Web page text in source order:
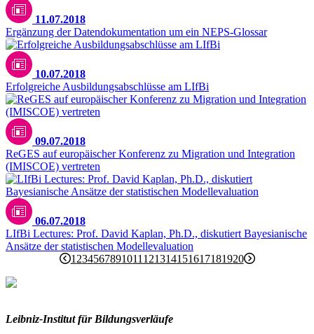
11.07.2018
Ergänzung der Datendokumentation um ein NEPS-Glossar
10.07.2018
Erfolgreiche Ausbildungsabschlüsse am LIfBi
09.07.2018
ReGES auf europäischer Konferenz zu Migration und Integration
(IMISCOE) vertreten
06.07.2018
LIfBi Lectures: Prof. David Kaplan, Ph.D., diskutiert Bayesianische
Ansätze der statistischen Modellevaluation
1234567891011121314151617181920
Leibniz-Institut für Bildungsverläufe